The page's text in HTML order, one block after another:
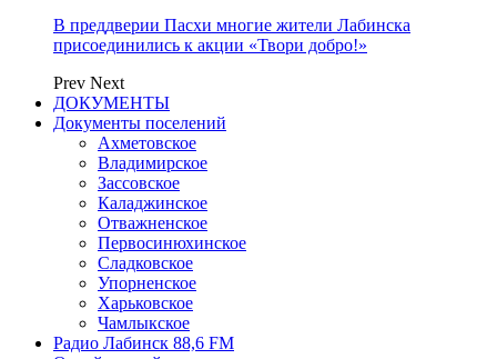
В преддверии Пасхи многие жители Лабинска
присоединились к акции «Твори добро!»
Prev Next
ДОКУМЕНТЫ
Документы поселений
Ахметовское
Владимирское
Зассовское
Каладжинское
Отважненское
Первосинюхинское
Сладковское
Упорненское
Харьковское
Чамлыкское
Радио Лабинск 88,6 FM